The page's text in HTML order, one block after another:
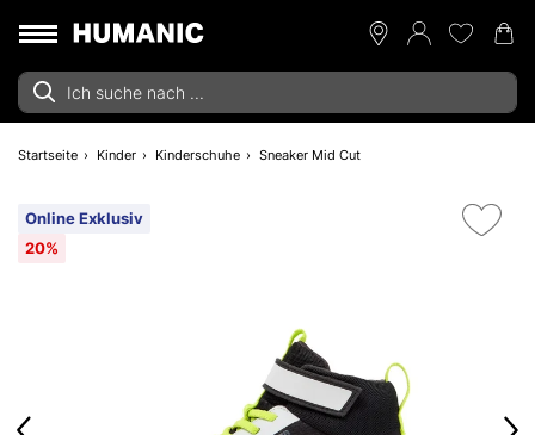
Startseite Kinder Kinderschuhe Sneaker Mid Cut
Online Exklusiv
20%